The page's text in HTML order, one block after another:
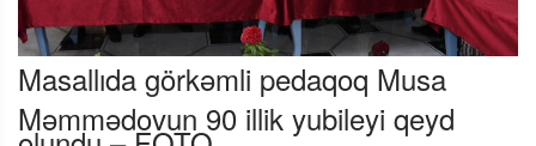
Masallıda görkəmli pedaqoq Musa
Məmmədovun 90 illik yubileyi qeyd
olundu – FOTO